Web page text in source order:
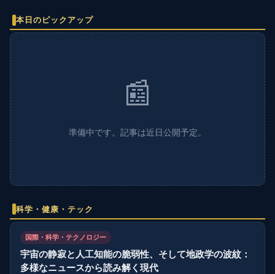
本日のピックアップ
📰
準備中です。記事は近日公開予定。
科学・健康・テック
国際・科学・テクノロジー
宇宙の静寂と人工知能の脆弱性、そして地政学の波紋：
多様なニュースから読み解く現代